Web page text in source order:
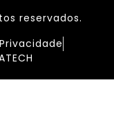
reservados.